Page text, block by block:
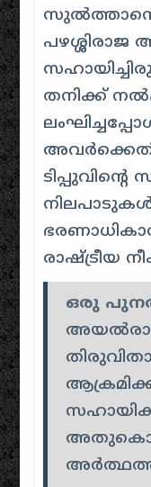
പഴശ്ശിരാജ
തനിക്ക്
രാഷ്ട്രീയ
ഒരു